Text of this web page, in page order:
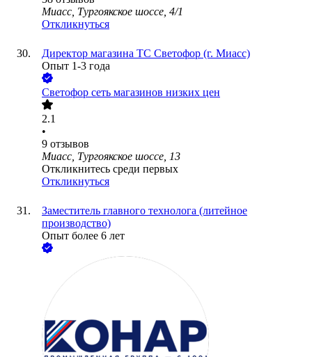
Миасс, Тургоякское шоссе, 4/1
Откликнуться
Директор магазина ТС Светофор (г. Миасс)
Опыт 1-3 года
Светофор сеть магазинов низких цен
2.1
•
9 отзывов
Миасс, Тургоякское шоссе, 13
Откликнитесь среди первых
Откликнуться
Заместитель главного технолога (литейное
производство)
Опыт более 6 лет